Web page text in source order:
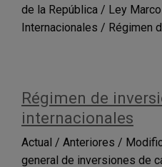
de la República / Ley
Internacionales / Régimen
Régimen de
internacionales
Actual / Anteriores /
general de inversiones de